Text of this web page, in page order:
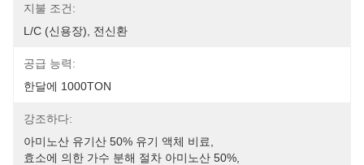
지불 조건:
L/C (신용장), 전신환
공급 능력:
한달에 1000TON
강조하다:
아미노산 유기산 50% 유기 액체 비료
효소에 의한 가수 분해 절차 아미노산 50%